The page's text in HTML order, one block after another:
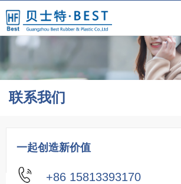
联系我们
一起创造新价值
+86 15813393170